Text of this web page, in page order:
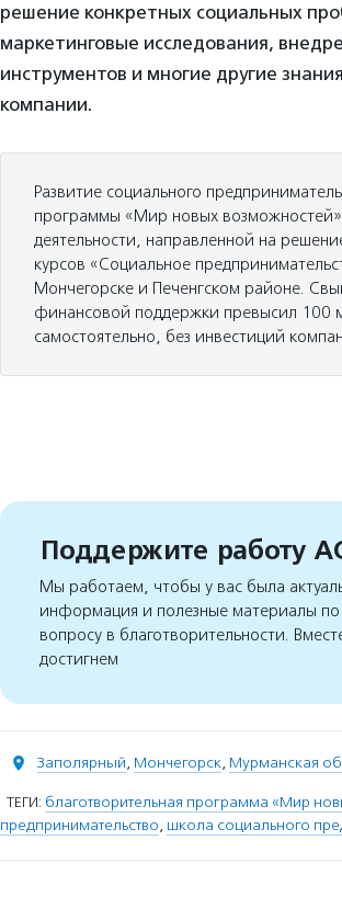
решение конкретных социальных
маркетинговые исследования,
инструментов и многие другие
компании.
Развитие социального
программы «Мир новых
деятельности, направленной на
курсов «Социальное
Мончегорске и Печенгском районе.
финансовой поддержки превысил 100
самостоятельно, без инвестиций
Поддержите работу
Мы работаем, чтобы у вас была
информация и полезные материалы
вопросу в благотворительности.
достигнем
Заполярный, Мончегорск, Мурманская
ТЕГИ: благотворительная программа «Мир
предпринимательство, школа социального